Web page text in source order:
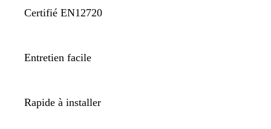
Certifié EN12720
Entretien facile
Rapide à installer